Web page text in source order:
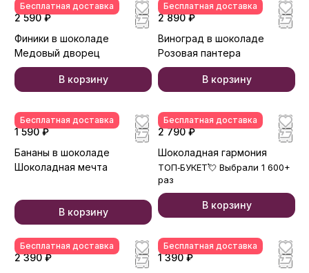
Бесплатная доставка
2 590 ₽
Финики в шоколаде
Медовый дворец
В корзину
Бесплатная доставка
2 890 ₽
Виноград в шоколаде
Розовая пантера
В корзину
Бесплатная доставка
1 590 ₽
Бананы в шоколаде
Шоколадная мечта
В корзину
Бесплатная доставка
2 790 ₽
Шоколадная гармония
ТОП‑БУКЕТ💘 Выбрали 1 600+
раз
В корзину
Бесплатная доставка
2 390 ₽
Бесплатная доставка
1 390 ₽